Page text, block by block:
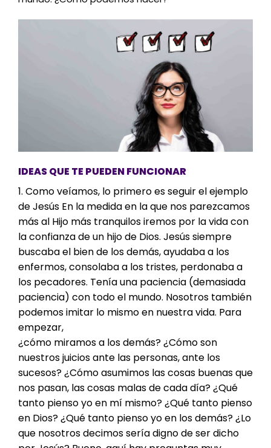
IDEAS QUE TE PUEDEN FUNCIONAR
1. Como veíamos, lo primero es seguir el ejemplo
de Jesús En la medida en la que nos parezcamos
más al Hijo más tranquilos iremos por la vida con
la confianza de un hijo de Dios. Jesús siempre
buscaba el bien de los demás, ayudaba a los
enfermos, consolabaa los tristes, perdonaba a
los pecadores. Tenía una paciencia (demasiada
paciencia) con todo el mundo. Nosotros también
podemos imitar lo mismo en nuestra vida. Para
empezar,
¿cómo miramos a los demás?¿Cómo son
nuestros juicios ante las personas, ante los
sucesos?¿Cómo asumimos las cosas buenas que
nos pasan, las cosas malas de cada día?¿Qué
tanto pienso yo en mí mismo?¿Qué tanto pienso
en Dios?¿Qué tanto pienso yo en los demás?¿Lo
que nosotros decimos sería digno de ser dicho